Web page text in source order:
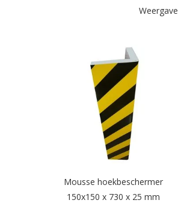
Weergave
Mousse hoekbeschermer
150x150 x 730 x 25 mm